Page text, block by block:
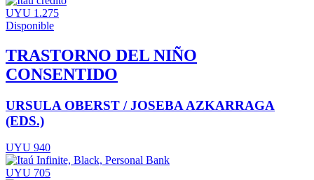
UYU 1.275
Disponible
TRASTORNO DEL NIÑO
CONSENTIDO
URSULA OBERST / JOSEBA AZKARRAGA
(EDS.)
UYU 940
UYU 705